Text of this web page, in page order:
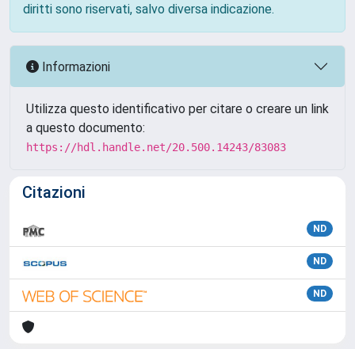
diritti sono riservati, salvo diversa indicazione.
Informazioni
Utilizza questo identificativo per citare o creare un link
a questo documento:
https://hdl.handle.net/20.500.14243/83083
Citazioni
ND
ND
ND